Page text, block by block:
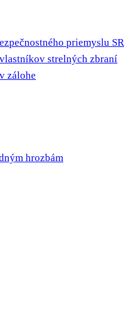
priemyslu SR
strelných zbraní
zálohe
hrozbám